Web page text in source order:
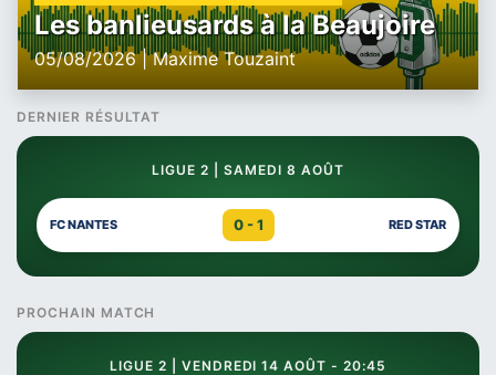
Les banlieusards à la Beaujoire
05/08/2026 | Maxime Touzaint
DERNIER RÉSULTAT
LIGUE 2 | SAMEDI 8 AOÛT
FC NANTES 0 - 1 RED STAR
PROCHAIN MATCH
LIGUE 2 | VENDREDI 14 AOÛT - 20:45